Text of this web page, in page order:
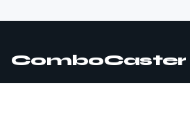
ComboCaster